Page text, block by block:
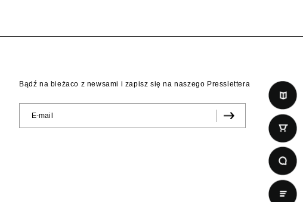
Bądź na bieżaco z newsami i zapisz się na naszego Presslettera